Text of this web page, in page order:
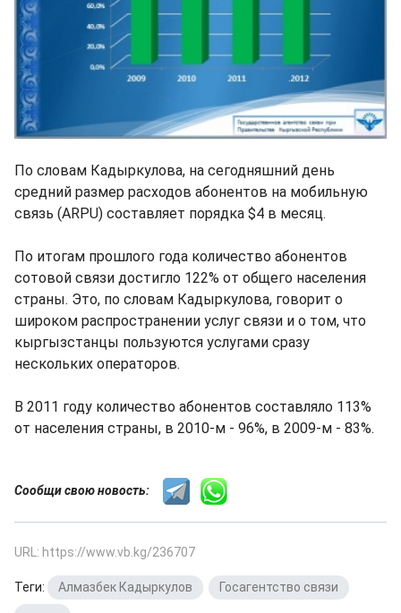
По словам Кадыркулова, на сегодняшний день
средний размер расходов абонентов на мобильную
связь (ARPU) составляет порядка $4 в месяц.
По итогам прошлого года количество абонентов
сотовой связи достигло 122% от общего населения
страны. Это, по словам Кадыркулова, говорит о
широком распространении услуг связи и о том, что
кыргызстанцы пользуются услугами сразу
нескольких операторов.
В 2011 году количество абонентов составляло 113%
от населения страны, в 2010-м - 96%, в 2009-м - 83%.
Сообщи свою новость:
URL: https://www.vb.kg/236707
Теги: Алмазбек Кадыркулов Госагентство связи